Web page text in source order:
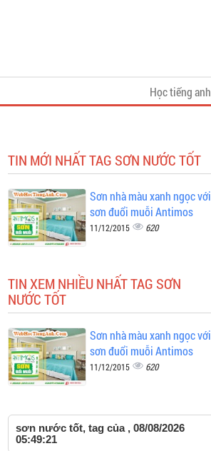
Học tiếng anh
TIN MỚI NHẤT TAG SƠN NƯỚC TỐT
Sơn nhà màu xanh ngọc với
sơn đuổi muỗi Antimos
11/12/2015 620
TIN XEM NHIỀU NHẤT TAG SƠN
NƯỚC TỐT
Sơn nhà màu xanh ngọc với
sơn đuổi muỗi Antimos
11/12/2015 620
sơn nước tốt, tag của , 08/08/2026
05:49:21